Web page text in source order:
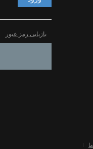
بازیابی رمز عبور